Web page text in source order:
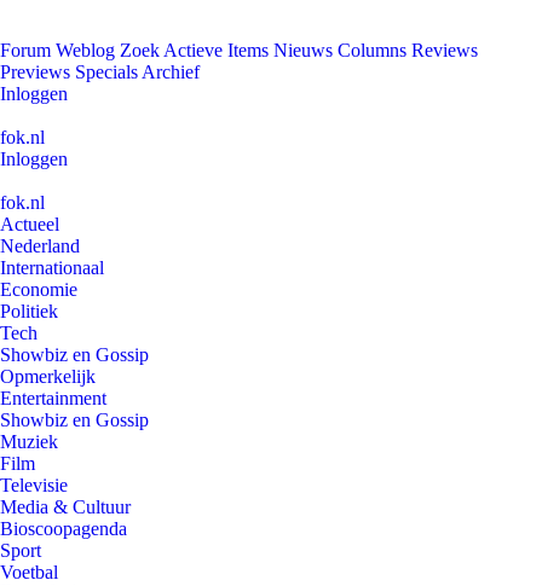
Forum Weblog Zoek Actieve Items Nieuws Columns Reviews
Previews Specials Archief
Inloggen
fok.nl
Inloggen
fok.nl
Actueel
Nederland
Internationaal
Economie
Politiek
Tech
Showbiz en Gossip
Opmerkelijk
Entertainment
Showbiz en Gossip
Muziek
Film
Televisie
Media & Cultuur
Bioscoopagenda
Sport
Voetbal